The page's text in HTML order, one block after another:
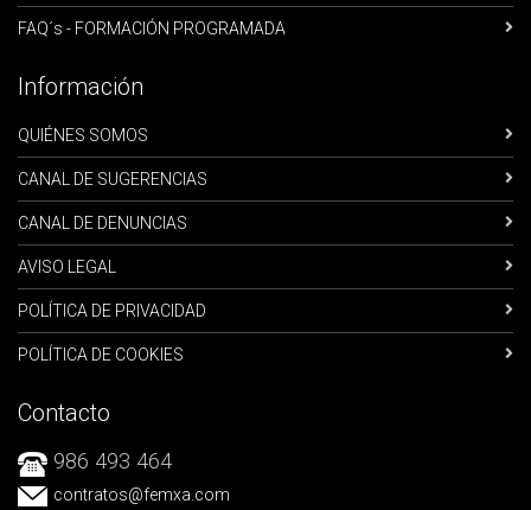
FAQ´s - FORMACIÓN PROGRAMADA
Información
QUIÉNES SOMOS
CANAL DE SUGERENCIAS
CANAL DE DENUNCIAS
AVISO LEGAL
POLÍTICA DE PRIVACIDAD
POLÍTICA DE COOKIES
Contacto
986 493 464
contratos@femxa.com